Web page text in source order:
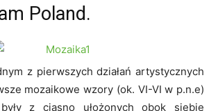
Poland.
z pierwszych działań artystycznych
mozaikowe wzory (ok. VI-VI w p.n.e)
z ciasno ułożonych obok siebie